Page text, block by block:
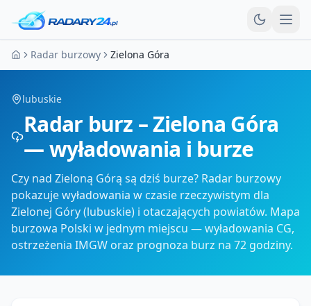
Strona główna
Radar burzowy Zielona Góra
lubuskie
Radar burz – Zielona Góra
— wyładowania i burze
Czy nad Zieloną Górą są dziś burze? Radar burzowy
pokazuje wyładowania w czasie rzeczywistym dla
Zielonej Góry (lubuskie) i otaczających powiatów. Mapa
burzowa Polski w jednym miejscu — wyładowania CG,
ostrzeżenia IMGW oraz prognoza burz na 72 godziny.